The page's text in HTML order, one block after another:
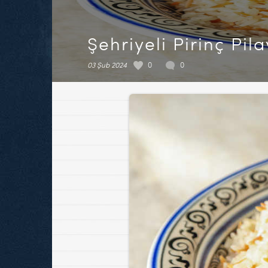
Şehriyeli Pirinç
03 Şub 2024 0 0